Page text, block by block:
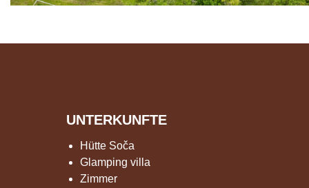
UNTERKUNFTE
Hütte Soča
Glamping villa
Zimmer